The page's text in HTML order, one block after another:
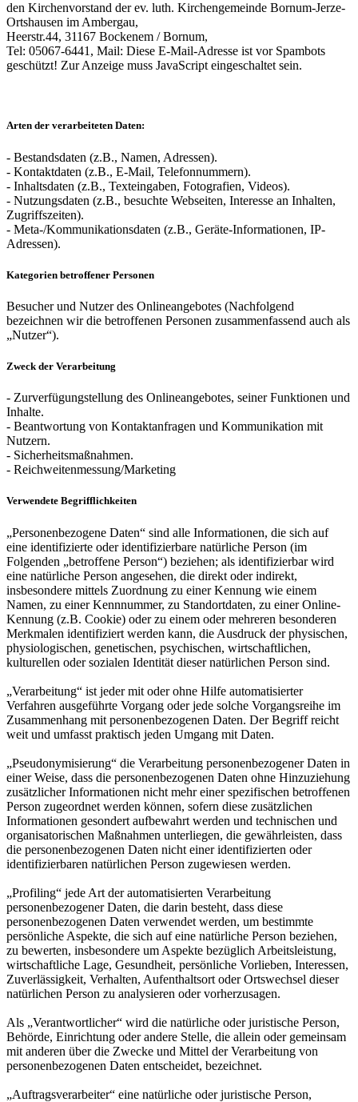
den Kirchenvorstand der ev. luth. Kirchengemeinde Bornum-Jerze-
Ortshausen im Ambergau,
Heerstr.44, 31167 Bockenem / Bornum,
Tel: 05067-6441, Mail: Diese E-Mail-Adresse ist vor Spambots
geschützt! Zur Anzeige muss JavaScript eingeschaltet sein.
Arten der verarbeiteten Daten:
- Bestandsdaten (z.B., Namen, Adressen).
- Kontaktdaten (z.B., E-Mail, Telefonnummern).
- Inhaltsdaten (z.B., Texteingaben, Fotografien, Videos).
- Nutzungsdaten (z.B., besuchte Webseiten, Interesse an Inhalten,
Zugriffszeiten).
- Meta-/Kommunikationsdaten (z.B., Geräte-Informationen, IP-
Adressen).
Kategorien betroffener Personen
Besucher und Nutzer des Onlineangebotes (Nachfolgend
bezeichnen wir die betroffenen Personen zusammenfassend auch als
„Nutzer“).
Zweck der Verarbeitung
- Zurverfügungstellung des Onlineangebotes, seiner Funktionen und
Inhalte.
- Beantwortung von Kontaktanfragen und Kommunikation mit
Nutzern.
- Sicherheitsmaßnahmen.
- Reichweitenmessung/Marketing
Verwendete Begrifflichkeiten
„Personenbezogene Daten“ sind alle Informationen, die sich auf
eine identifizierte oder identifizierbare natürliche Person (im
Folgenden „betroffene Person“) beziehen; als identifizierbar wird
eine natürliche Person angesehen, die direkt oder indirekt,
insbesondere mittels Zuordnung zu einer Kennung wie einem
Namen, zu einer Kennnummer, zu Standortdaten, zu einer Online-
Kennung (z.B. Cookie) oder zu einem oder mehreren besonderen
Merkmalen identifiziert werden kann, die Ausdruck der physischen,
physiologischen, genetischen, psychischen, wirtschaftlichen,
kulturellen oder sozialen Identität dieser natürlichen Person sind.
„Verarbeitung“ ist jeder mit oder ohne Hilfe automatisierter
Verfahren ausgeführte Vorgang oder jede solche Vorgangsreihe im
Zusammenhang mit personenbezogenen Daten. Der Begriff reicht
weit und umfasst praktisch jeden Umgang mit Daten.
„Pseudonymisierung“ die Verarbeitung personenbezogener Daten in
einer Weise, dass die personenbezogenen Daten ohne Hinzuziehung
zusätzlicher Informationen nicht mehr einer spezifischen betroffenen
Person zugeordnet werden können, sofern diese zusätzlichen
Informationen gesondert aufbewahrt werden und technischen und
organisatorischen Maßnahmen unterliegen, die gewährleisten, dass
die personenbezogenen Daten nicht einer identifizierten oder
identifizierbaren natürlichen Person zugewiesen werden.
„Profiling“ jede Art der automatisierten Verarbeitung
personenbezogener Daten, die darin besteht, dass diese
personenbezogenen Daten verwendet werden, um bestimmte
persönliche Aspekte, die sich auf eine natürliche Person beziehen,
zu bewerten, insbesondere um Aspekte bezüglich Arbeitsleistung,
wirtschaftliche Lage, Gesundheit, persönliche Vorlieben, Interessen,
Zuverlässigkeit, Verhalten, Aufenthaltsort oder Ortswechsel dieser
natürlichen Person zu analysieren oder vorherzusagen.
Als „Verantwortlicher“ wird die natürliche oder juristische Person,
Behörde, Einrichtung oder andere Stelle, die allein oder gemeinsam
mit anderen über die Zwecke und Mittel der Verarbeitung von
personenbezogenen Daten entscheidet, bezeichnet.
„Auftragsverarbeiter“ eine natürliche oder juristische Person,